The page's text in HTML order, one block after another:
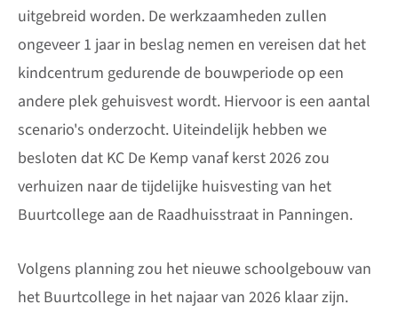
uitgebreid worden. De werkzaamheden zullen
ongeveer 1 jaar in beslag nemen en vereisen dat het
kindcentrum gedurende de bouwperiode op een
andere plek gehuisvest wordt. Hiervoor is een aantal
scenario's onderzocht. Uiteindelijk hebben we
besloten dat KC De Kemp vanaf kerst 2026 zou
verhuizen naar de tijdelijke huisvesting van het
Buurtcollege aan de Raadhuisstraat in Panningen.
Volgens planning zou het nieuwe schoolgebouw van
het Buurtcollege in het najaar van 2026 klaar zijn.